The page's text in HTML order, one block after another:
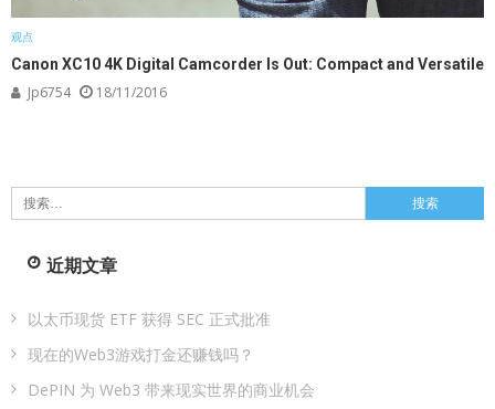
观点
Canon XC10 4K Digital Camcorder Is Out: Compact and Versatile
Jp6754 18/11/2016
搜
索：
近期文章
以太币现货 ETF 获得 SEC 正式批准
现在的Web3游戏打金还赚钱吗？
DePIN 为 Web3 带来现实世界的商业机会